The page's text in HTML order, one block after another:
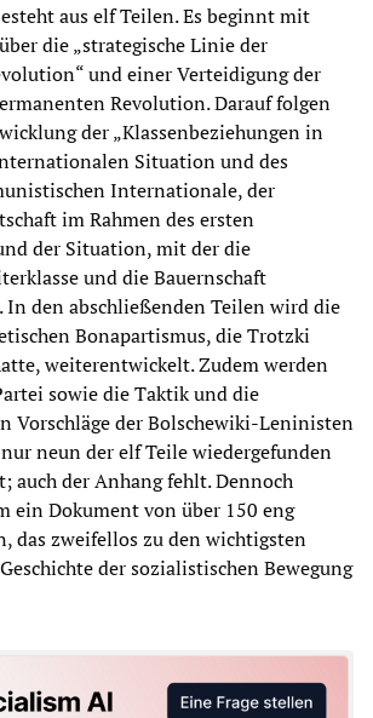
aus elf Teilen. Es beginnt mit
die „strategische Linie der
und einer Verteidigung der
Revolution. Darauf folgen
der „Klassenbeziehungen in
Situation und des
Internationale, der
im Rahmen des ersten
der Situation, mit der die
und die Bauernschaft
den abschließenden Teilen wird die
Bonapartismus, die Trotzki
weiterentwickelt. Zudem werden
sowie die Taktik und die
Vorschläge der Bolschewiki-Leninisten
neun der elf Teile wiedergefunden
auch der Anhang fehlt. Dennoch
ein Dokument von über 150 eng
das zweifellos zu den wichtigsten
der sozialistischen Bewegung